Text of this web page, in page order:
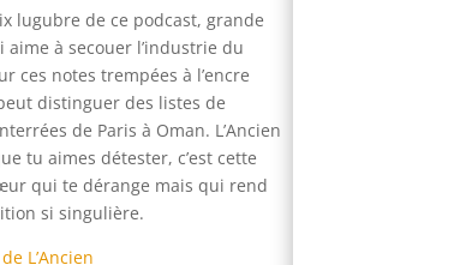
lugubre de ce podcast, grande
aime à secouer l’industrie du
ces notes trempées à l’encre
distinguer des listes de
de Paris à Oman. L’Ancien
tu aimes détester, c’est cette
qui te dérange mais qui rend
si singulière.
L’Ancien